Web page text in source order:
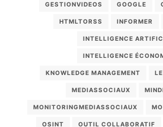
GESTIONVIDEOS GOOGLE
HTMLTORSS INFORMER
INTELLIGENCE
INTELLIGENCE
KNOWLEDGE MANAGEMENT
MEDIASSOCIAUX
MONITORINGMEDIASSOCIAUX
OSINT OUTIL COLLABORATIF